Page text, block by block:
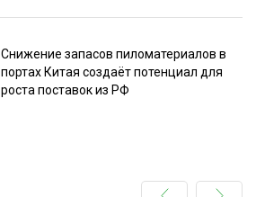
Снижение запасов пиломатериалов в
портах Китая создаёт потенциал для
роста поставок из РФ